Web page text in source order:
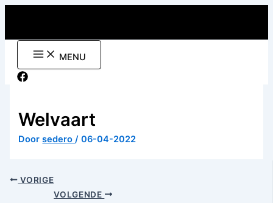
de
MENU
Welvaart
Doorsedero/06-04-2022
VORIGE
VOLGENDE